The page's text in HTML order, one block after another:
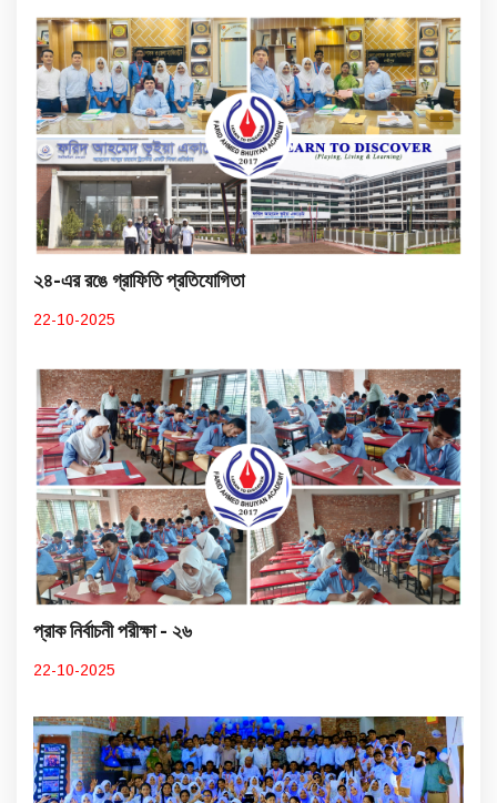
২৪-এর রঙে গ্রাফিতি প্রতিযোগিতা
22-10-2025
প্রাক নির্বাচনী পরীক্ষা - ২৬
22-10-2025